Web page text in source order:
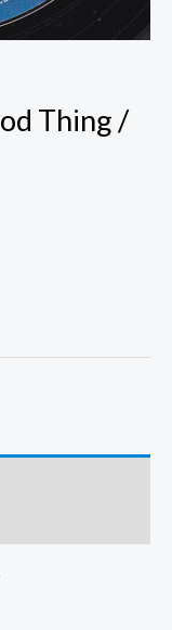
Thing /